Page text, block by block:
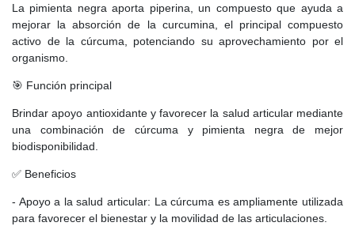
La pimienta negra aporta piperina, un compuesto que ayuda a
mejorar la absorción de la curcumina, el principal compuesto
activo de la cúrcuma, potenciando su aprovechamiento por el
organismo.
🎯 Función principal
Brindar apoyo antioxidante y favorecer la salud articular mediante
una combinación de cúrcuma y pimienta negra de mejor
biodisponibilidad.
✅ Beneficios
- Apoyo a la salud articular: La cúrcuma es ampliamente utilizada
para favorecer el bienestar y la movilidad de las articulaciones.